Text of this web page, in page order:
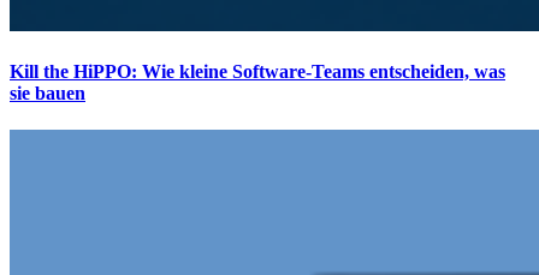
Kill the HiPPO: Wie kleine Software-Teams entscheiden, was
sie bauen